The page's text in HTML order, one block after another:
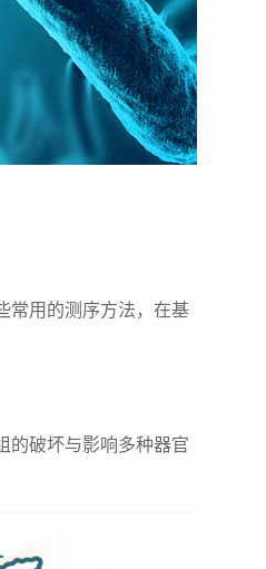
常用的测序方法，在基
的破坏与影响多种器官